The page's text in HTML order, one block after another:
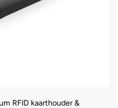
RFID kaarthouder &